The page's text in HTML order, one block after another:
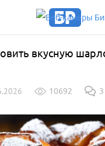
вкусную
10692 3